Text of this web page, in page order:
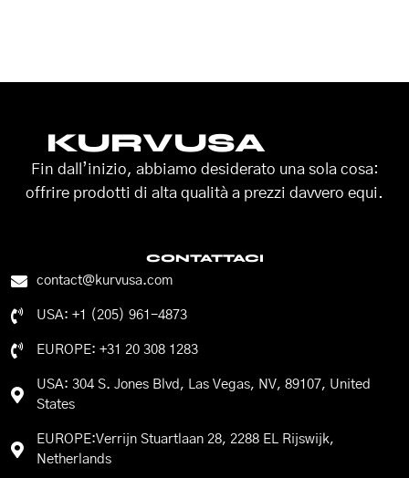
KURVUSA
Fin dall’inizio, abbiamo desiderato una sola cosa:
offrire prodotti di alta qualità a prezzi davvero equi.
CONTATTACI
contact@kurvusa.com
USA: +1 (205) 961-4873
EUROPE: +31 20 308 1283
USA: 304 S. Jones Blvd, Las Vegas, NV, 89107, United
States
EUROPE:Verrijn Stuartlaan 28, 2288 EL Rijswijk,
Netherlands